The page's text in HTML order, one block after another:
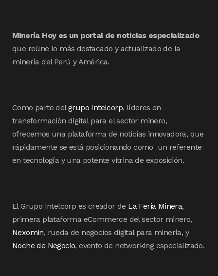
Minería Hoy es un portal de noticias especializado
que reúne lo más destacado y actualizado de la
minería del Perú y América.
Como parte delgrupo Intelcorp, líderes en
transformación digital para el sector minero,
ofrecemos una plataforma de noticias innovadora, que
rápidamente se está posicionando como un referente
en tecnología y una potente vitrina de exposición.
El Grupo Intelcorp es creador de La Feria Minera,
primera plataforma eCommerce del sector minero,
Nexomin, rueda de negocios digital para minería, y
Noche de Negocio, evento de networking especializado.